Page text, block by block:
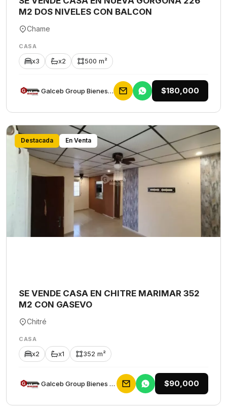
M2 DOS NIVELES CON BALCON
Chame
CASA
x3 x2 500 m²
Galceb Group Bienes Raices $180,000
Destacada En Venta
SE VENDE CASA EN CHITRE MARIMAR 352
M2 CON GASEVO
Chitré
CASA
x2 x1 352 m²
Galceb Group Bienes Raices $90,000